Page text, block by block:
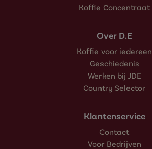
Koffie Concentraat
Over D.E
Koffie voor iedereen
Geschiedenis
Werken bij JDE
Country Selector
Klantenservice
Contact
Voor Bedrijven